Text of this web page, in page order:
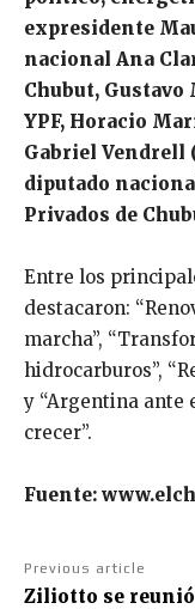
expresidente
nacional Ana
Chubut, Gustavo
YPF, Horacio
Gabriel Vendrell
diputado
Privados de
Entre los
destacaron:
marcha”,
hidrocarburos”,
y “Argentina ante
crecer”.
Fuente:
Previous article
Ziliotto se